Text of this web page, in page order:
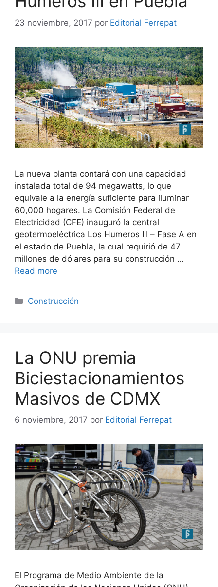
23 noviembre, 2017 por Editorial Ferrepat
La nueva planta contará con una capacidad
instalada total de 94 megawatts, lo que
equivale a la energía suficiente para iluminar
60,000 hogares. La Comisión Federal de
Electricidad (CFE) inauguró la central
geotermoeléctrica Los Humeros III – Fase A en
el estado de Puebla, la cual requirió de 47
millones de dólares para su construcción …
Read more
Categorías
Construcción
La ONU premia
Biciestacionamientos
Masivos de CDMX
6 noviembre, 2017 por Editorial Ferrepat
El Programa de Medio Ambiente de la